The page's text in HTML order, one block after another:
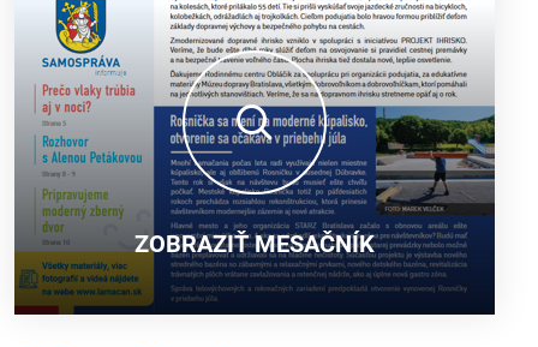
ZOBRAZIŤ MESAČNÍK